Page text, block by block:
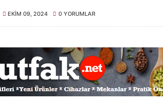
EKIM 09, 2024 0 YORUMLAR